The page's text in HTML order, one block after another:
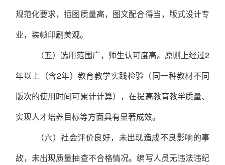
规范化要求，插图质量高，图文配合得当，版式设计专
业，装帧印刷美观。
（五）选用范围广，师生认可度高。原则上经过2
年以上（含2年）教育教学实践检验（同一种教材不同
版次的使用时间可累计计算），在提高教育教学质量、
实现人才培养目标等方面具有显著成效。
（六）社会评价良好，未出现造成不良影响的事
故，未出现质量抽查不合格情况。编写人员无违法违纪